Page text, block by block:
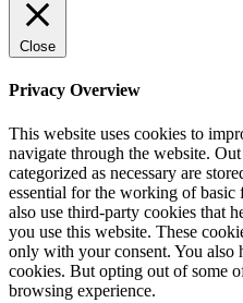
Close
Privacy Overview
This website uses cookies to
navigate through the website.
categorized as necessary are
essential for the working of
also use third-party cookies that
you use this website. These
only with your consent. You also
cookies. But opting out of some
browsing experience.